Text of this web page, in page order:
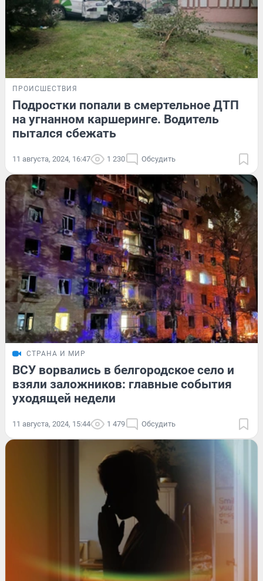
ПРОИСШЕСТВИЯ
Подростки попали в смертельное ДТП
на угнанном каршеринге. Водитель
пытался сбежать
11 августа, 2024, 16:47 1 230 Обсудить
СТРАНА И МИР
ВСУ ворвались в белгородское село и
взяли заложников: главные события
уходящей недели
11 августа, 2024, 15:44 1 479 Обсудить